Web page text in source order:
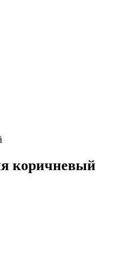
коричневый